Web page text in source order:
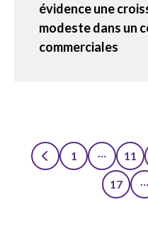
évidence une
modeste dans un
commerciales
pagination
1 … 11
17 …